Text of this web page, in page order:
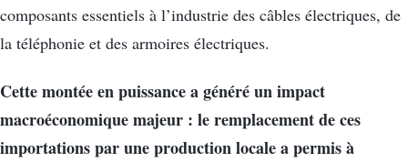
composants essentiels à l’industrie des câbles électriques, de
la téléphonie et des armoires électriques.
Cette montée en puissance a généré un impact
macroéconomique majeur : le remplacement de ces
importations par une production locale a permis à